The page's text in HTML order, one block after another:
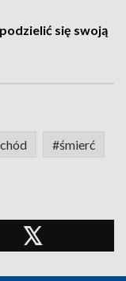
się swoją
#śmierć